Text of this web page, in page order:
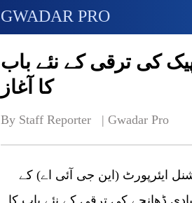
GWADAR PRO
کی ترقی کے نئے باب
کا آغاز
By Staff Reporter   | Gwadar Pro
گوادر انٹرنیشنل ایئرپورٹ (این جی آئی اے) کے